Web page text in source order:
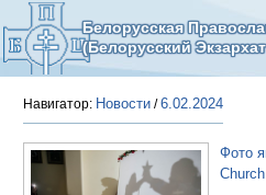
Белорусская
(Белорусский
Навигатор: Новости /6.02.2024
Фото